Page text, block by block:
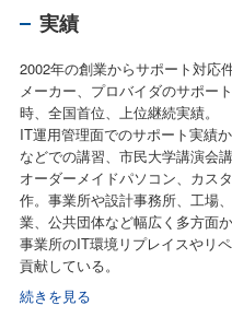
PCサポートFCやISPなどと業
い業務を拡張。
援を行う。
現在では専門家としてテレビ、
アへのIT記事寄稿やIT記事監修等
実績
2002年の創業からサポート対応
メーカー、プロバイダのサポー
時、全国首位、上位継続実績。
IT運用管理面でのサポート実績
などでの講習、市民大学講演会
オーダーメイドパソコン、カス
作。事業所や設計事務所、工場
業、公共団体など幅広く多方面か
事業所のIT環境リプレイスやリ
貢献している。
地域のIT支援組織として「地域
続きを見る